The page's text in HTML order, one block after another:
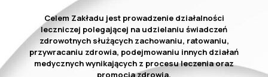
Celem Zakładu jest prowadzenie działalności
leczniczej polegającej na udzielaniu świadczeń
zdrowotnych służących zachowaniu, ratowaniu,
przywracaniu zdrowia, podejmowaniu innych działań
medycznych wynikających z procesu leczenia oraz
promocja zdrowia.